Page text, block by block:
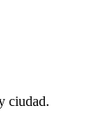
ciudad.